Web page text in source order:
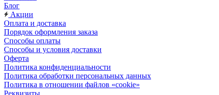
Блог
Акции
Оплата и доставка
Порядок оформления заказа
Способы оплаты
Способы и условия доставки
Оферта
Политика конфиденциальности
Политика обработки персональных данных
Политика в отношении файлов «cookie»
Реквизиты